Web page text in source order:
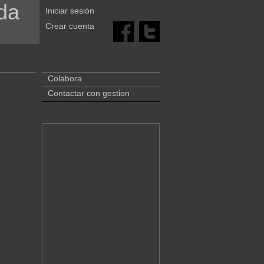
Iniciar sesión
Crear cuenta
Colabora
Contactar con gestion